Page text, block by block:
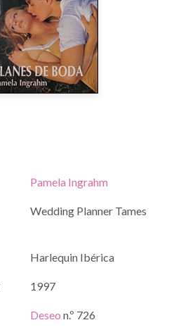
Pamela Ingrahm
Wedding Planner Tames
Harlequin Ibérica
1997
Deseo n.º 726